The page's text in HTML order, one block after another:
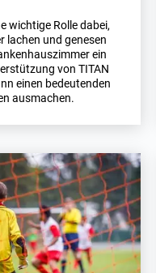
wichtige Rolle dabei,
lachen und genesen
ein
von TITAN
einen bedeutenden
ausmachen.